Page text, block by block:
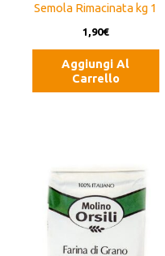
Semola Rimacinata kg 1
1,90€
Aggiungi Al
Carrello